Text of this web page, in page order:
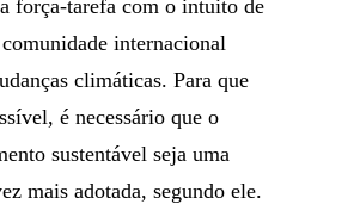
força-tarefa com o intuito de
internacional
climáticas. Para que
é necessário que o
sustentável seja uma
mais adotada, segundo ele.